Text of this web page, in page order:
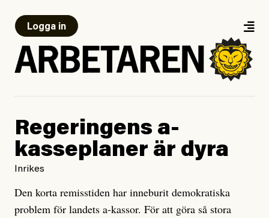
Logga in
Regeringens a-
kasseplaner är dyra
Inrikes
Den korta remisstiden har inneburit demokratiska
problem för landets a-kassor. För att göra så stora